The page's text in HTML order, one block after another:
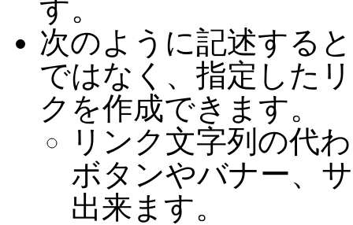
す。
次のように記述する
ではなく、指定した
クを作成できます。
リンク文字列の代
ボタンやバナー、
出来ます。